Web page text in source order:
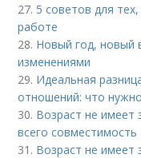
27. 5 советов для
работе
28. Новый год, новый
изменениями
29. Идеальная
отношений: что
30. Возраст не имеет
всего совместимость
31. Возраст не имеет